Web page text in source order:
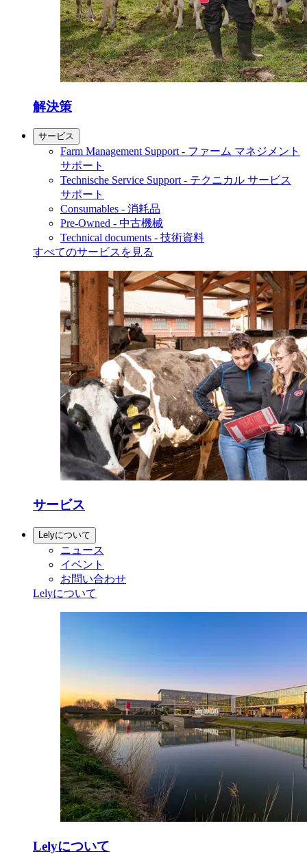
解決策
サービス
Farm Management Support - ファーム マネジメント
サポート
Technische Service Support - テクニカル サービス
サポート
Consumables - 消耗品
Pre-Owned - 中古機械
Technical documents - 技術資料
すべてのサービスを見る
サービス
Lelyについて
ニュース
イベント
お問い合わせ
Lelyについて
Lelyについて